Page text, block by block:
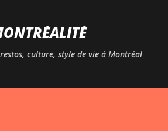
culture, style de vie à Montréal